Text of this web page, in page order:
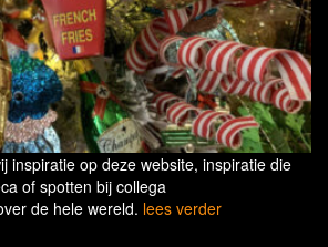
inspiratie op deze website, inspiratie die
of spotten bij collega
de hele wereld. lees verder